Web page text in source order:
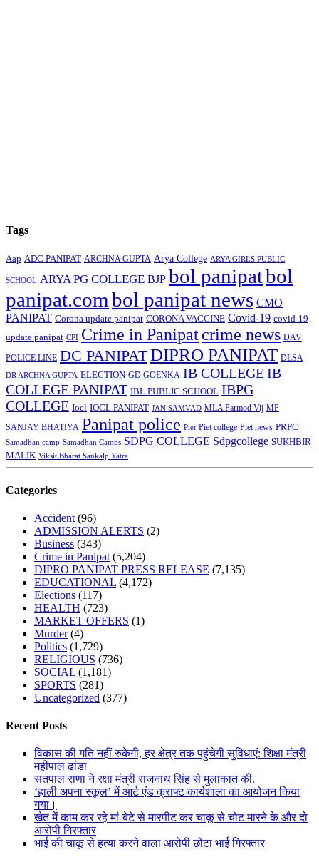
Tags
Aap ADC PANIPAT ARCHNA GUPTA Arya College ARYA GIRLS PUBLIC
SCHOOL ARYA PG COLLEGE BJP bol panipatbol
panipat.combol panipat news CMO
PANIPAT Corona update panipat CORONA VACCINE Covid-19 covid-19
update panipat CPI Crime in Panipatcrime news DAV
POLICE LINE DC PANIPATDIPRO PANIPAT DLSA
DR ARCHNA GUPTA ELECTION GD GOENKA IB COLLEGEIB
COLLEGE PANIPAT IBL PUBLIC SCHOOL IBPG
COLLEGE Iocl IOCL PANIPAT JAN SAMVAD MLA Parmod Vij MP
SANJAY BHATIYA Panipat police Piet Piet college Piet news PRPC
Samadhan camp Samadhan Camps SDPG COLLEGE Sdpgcollege SUKHBIR
MALIK Viksit Bharat Sankalp Yatra
Categories
Accident (96)
ADMISSION ALERTS (2)
Business (343)
Crime in Panipat (5,204)
DIPRO PANIPAT PRESS RELEASE (7,135)
EDUCATIONAL (4,172)
Elections (117)
HEALTH (723)
MARKET OFFERS (1)
Murder(4)
Politics (1,729)
RELIGIOUS (736)
SOCIAL (1,181)
SPORTS (281)
Uncategorized (377)
Recent Posts
विकास की गति नहीं रुकेगी, हर क्षेत्र तक पहुंचेगी सुविधाएं: शिक्षा मंत्री
महीपाल ढांडा
सतपाल राणा ने रक्षा मंत्री राजनाथ सिंह से मुलाकात की.
‘हाली अपना स्कूल’ में आर्ट एंड क्राफ्ट कार्यशाला का आयोजन किया
गया।
खेत में काम कर रहे मां-बेटे से मारपीट कर चाकू से चोट मारने के और दो
आरोपी गिरफ्तार
भाई की चाकू से हत्या करने वाला आरोपी छोटा भाई गिरफ्तार